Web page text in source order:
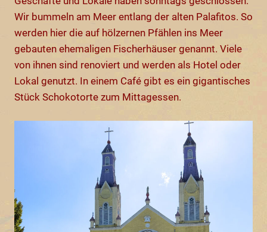
Wir bummeln am Meer entlang der alten Palafitos. So
werden hier die auf hölzernen Pfählen ins Meer
gebauten ehemaligen Fischerhäuser genannt. Viele
von ihnen sind renoviert und werden als Hotel oder
Lokal genutzt. In einem Café gibt es ein gigantisches
Stück Schokotorte zum Mittagessen.